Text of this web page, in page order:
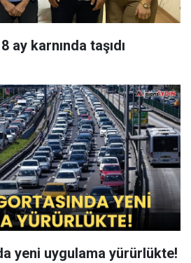
ay karnında taşıdı
yeni uygulama yürürlükte!